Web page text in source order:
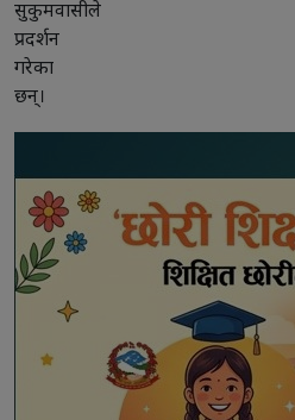
सुकुमवासीले
प्रदर्शन
गरेका
छन्।